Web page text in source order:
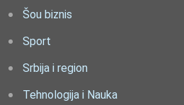
Šou biznis
Sport
Srbija i region
Tehnologija i Nauka